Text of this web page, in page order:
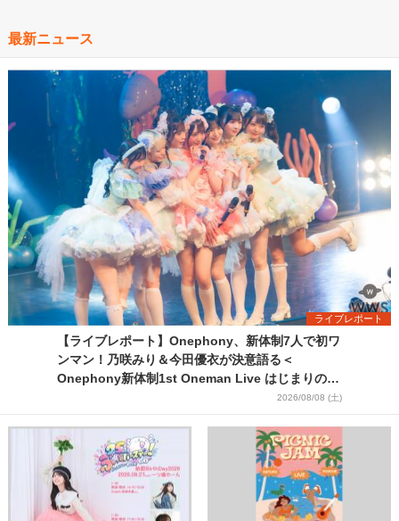
最新ニュース
ライブレポート
【ライブレポート】Onephony、新体制7人で初ワ
ンマン！乃咲みり＆今田優衣が決意語る＜
Onephony新体制1st Oneman Live はじまりの夏
2026/08/08 (土)